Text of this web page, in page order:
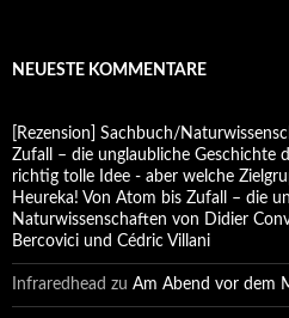
NEUESTE KOMMENTARE
[Rezension] Sachbuch/
Zufall – die unglaubliche Geschichte
richtig tolle Idee - aber welche
Heureka! Von Atom bis Zufall – die
Naturwissenschaften von Didier
Bercovici und Cédric Villani
Infraredhead zu Am Abend vor dem